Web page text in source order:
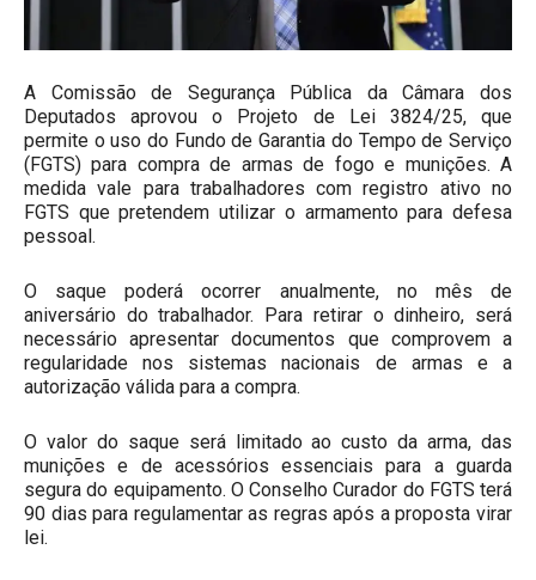
A Comissão de Segurança Pública da Câmara dos
Deputados aprovou o Projeto de Lei 3824/25, que
permite o uso do Fundo de Garantia do Tempo de Serviço
(FGTS) para compra de armas de fogo e munições. A
medida vale para trabalhadores com registro ativo no
FGTS que pretendem utilizar o armamento para defesa
pessoal.
O saque poderá ocorrer anualmente, no mês de
aniversário do trabalhador. Para retirar o dinheiro, será
necessário apresentar documentos que comprovem a
regularidade nos sistemas nacionais de armas e a
autorização válida para a compra.
O valor do saque será limitado ao custo da arma, das
munições e de acessórios essenciais para a guarda
segura do equipamento. O Conselho Curador do FGTS terá
90 dias para regulamentar as regras após a proposta virar
lei.